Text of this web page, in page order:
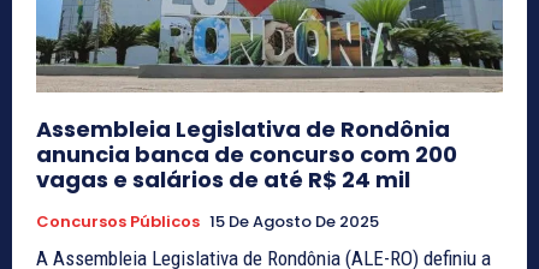
Assembleia Legislativa de Rondônia
anuncia banca de concurso com 200
vagas e salários de até R$ 24 mil
Concursos Públicos 15 De Agosto De 2025
A Assembleia Legislativa de Rondônia (ALE-RO) definiu a